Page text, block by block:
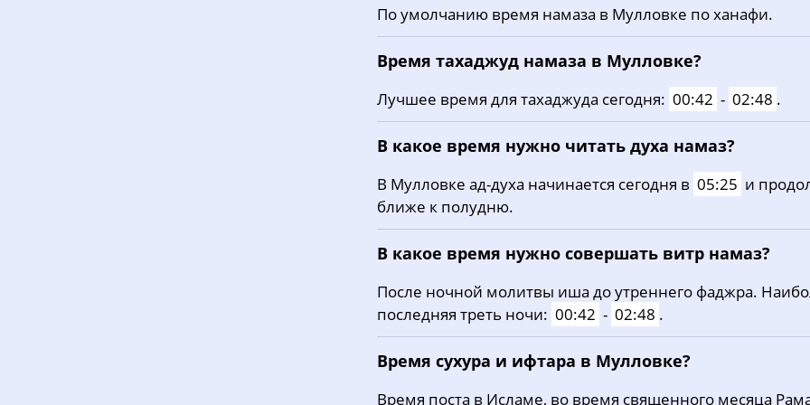
20, Чт
03:17 05:28 12:46
21, Пт
03:20 05:30
22, Сб
03:23 05:32 12:45
25, Вт
26, Ср
03:35 05:39 12:44
27, Чт
03:38 05:41 12:44
28, Пт
03:41 05:43
29, Сб
03:43 05:45
30, Вс
03:46 05:46 12:43
По умолчанию время намаза в Мулловке по ханафи.
Время тахаджуд намаза в Мулловке?
Лучшее время для тахаджуда сегодня: 00:42 - 02:48 .
В какое время нужно читать духа намаз?
В Мулловке ад-духа начинается сегодня в 05:25 и
ближе к полудню.
В какое время нужно совершать витр намаз?
После ночной молитвы иша до утреннего фаджра.
последняя треть ночи: 00:42 - 02:48 .
Время сухура и ифтара в Мулловке?
Время поста в Исламе, во время священного месяца